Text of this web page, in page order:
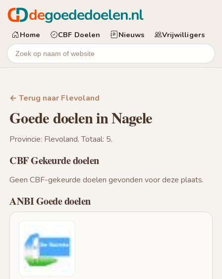
degoededoelen.nl
Home CBF Doelen Nieuws Vrijwilligers
← Terug naar Flevoland
Goede doelen in Nagele
Provincie: Flevoland. Totaal: 5.
CBF Gekeurde doelen
Geen CBF-gekeurde doelen gevonden voor deze plaats.
ANBI Goede doelen